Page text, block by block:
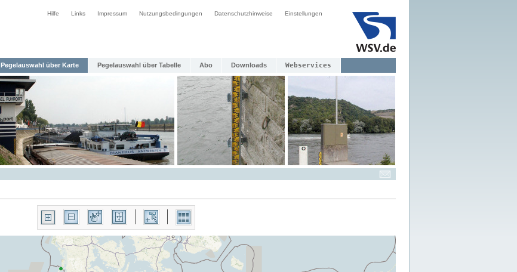
Hilfe Links Impressum Nutzungsbedingungen Datenschutzhinweise Einstellungen
Pegelauswahl über Karte Pegelauswahl über Tabelle Abo Downloads Webservices